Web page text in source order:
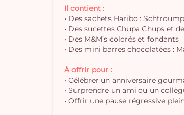
Il contient :
• Des sachets Haribo :
• Des sucettes Chupa Chups et
• Des M&M’s colorés et fondants
• Des mini barres chocolatées :
À offrir pour :
• Célébrer un anniversaire
• Surprendre un ami ou un
• Offrir une pause régressive